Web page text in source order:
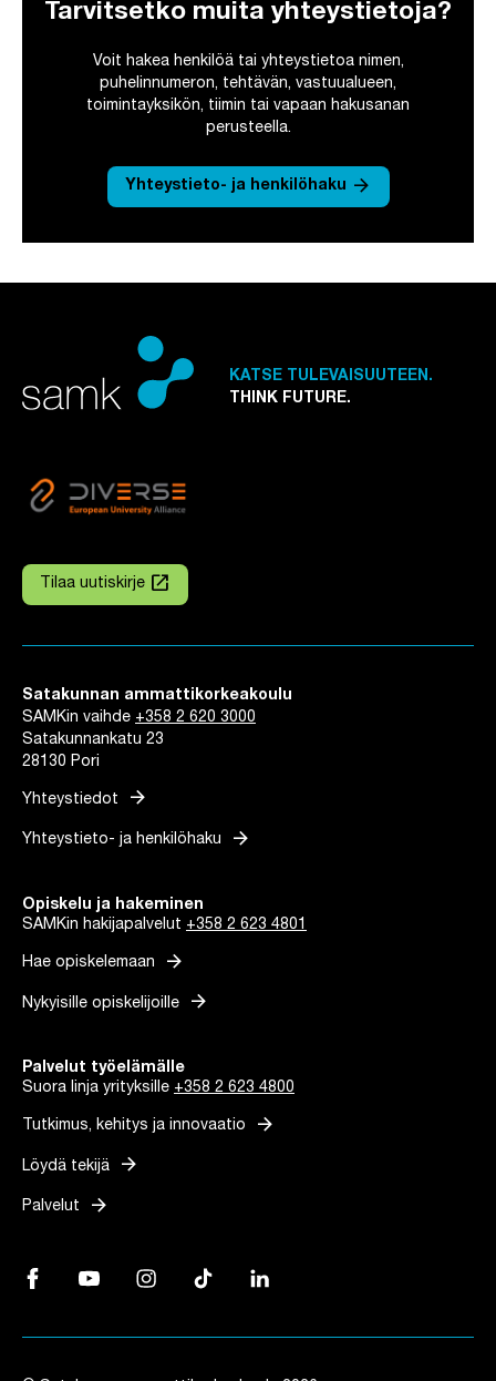
Tarvitsetko muita yhteystietoja?
Voit hakea henkilöä tai yhteystietoa nimen,
puhelinnumeron, tehtävän, vastuualueen,
toimintayksikön, tiimin tai vapaan hakusanan
perusteella.
Yhteystieto- ja henkilöhaku arrow_forward
KATSE TULEVAISUUTEEN.
THINK FUTURE.
Tilaa uutiskirje
Linkki avautuu uuteen välilehteen
launch
Satakunnan ammattikorkeakoulu
SAMKin vaihde +358 2 620 3000
Satakunnankatu 23
28130 Pori
Yhteystiedot arrow_forward
Yhteystieto- ja henkilöhaku arrow_forward
Opiskelu ja hakeminen
SAMKin hakijapalvelut +358 2 623 4801
Hae opiskelemaan arrow_forward
Nykyisille opiskelijoille arrow_forward
Palvelut työelämälle
Suora linja yrityksille +358 2 623 4800
Tutkimus, kehitys ja innovaatio arrow_forward
Löydä tekijä arrow_forward
Palvelut arrow_forward
Facebook, Linkki avautuu uuteen välilehteen
YouTube, Linkki avautuu uuteen välilehteen
Instagram, Linkki avautuu uuteen välilehteen
TikTok, Linkki avautuu uuteen välilehteen
LinkedIn, Linkki avautuu uuteen